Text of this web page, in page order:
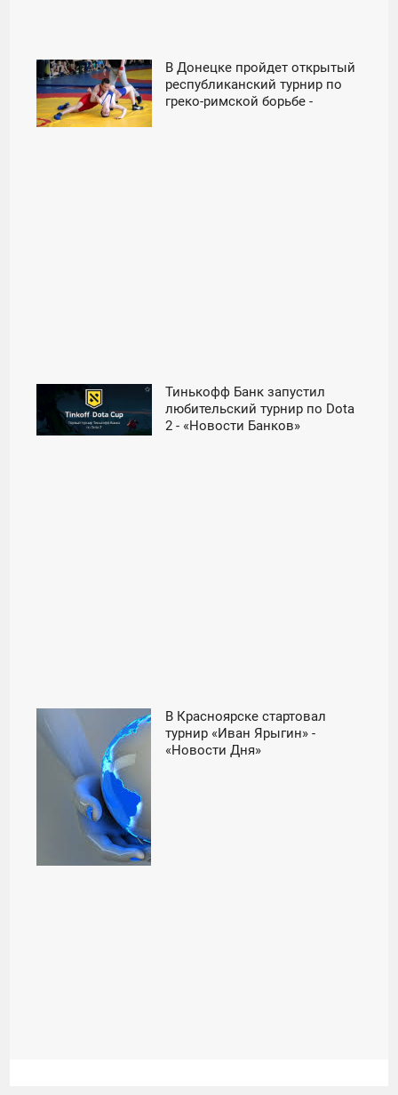
В Донецке пройдет открытый
республиканский турнир по
греко-римской борьбе -
Тинькофф Банк запустил
любительский турнир по Dota
2 - «Новости Банков»
В Красноярске стартовал
турнир «Иван Ярыгин» -
«Новости Дня»